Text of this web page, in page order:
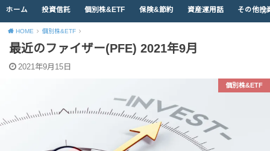
ホーム 投資信託 個別株&ETF 保険&節約 資産運用話 その他投
HOME 個別株&ETF
最近のファイザー(PFE) 2021年9月
2021年9月15日
個別株&ETF